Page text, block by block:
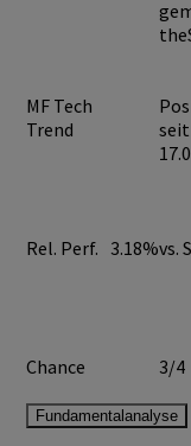
MF Tech
Trend
Rel. Perf. 3.18%vs.
Chance
3/4
Fundamentalanalyse